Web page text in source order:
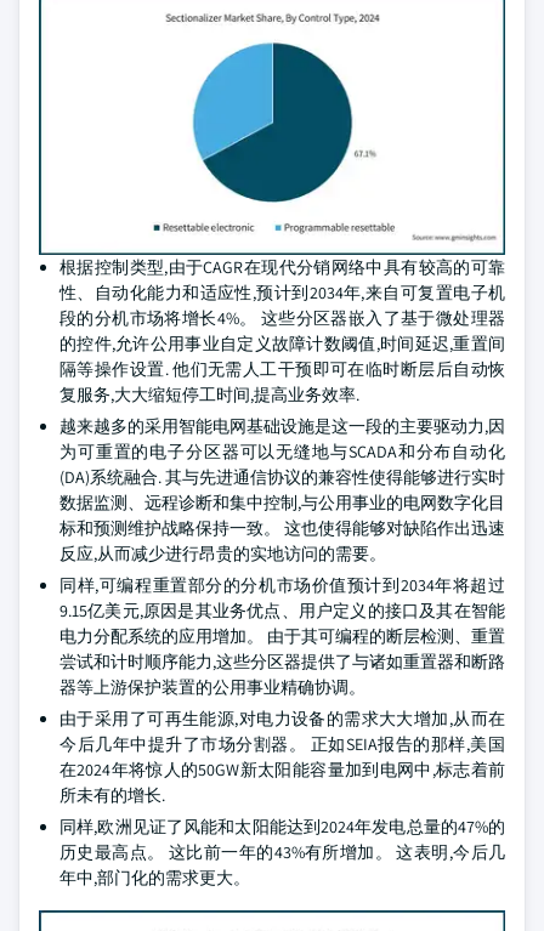
根据控制类型,由于CAGR在现代分销网络中具有较高的可靠
性、自动化能力和适应性,预计到2034年,来自可复置电子机
段的分机市场将增长4%。 这些分区器嵌入了基于微处理器
的控件,允许公用事业自定义故障计数阈值,时间延迟,重置间
隔等操作设置. 他们无需人工干预即可在临时断层后自动恢
复服务,大大缩短停工时间,提高业务效率.
越来越多的采用智能电网基础设施是这一段的主要驱动力,因
为可重置的电子分区器可以无缝地与SCADA和分布自动化
(DA)系统融合. 其与先进通信协议的兼容性使得能够进行实时
数据监测、远程诊断和集中控制,与公用事业的电网数字化目
标和预测维护战略保持一致。 这也使得能够对缺陷作出迅速
反应,从而减少进行昂贵的实地访问的需要。
同样,可编程重置部分的分机市场价值预计到2034年将超过
9.15亿美元,原因是其业务优点、用户定义的接口及其在智能
电力分配系统的应用增加。 由于其可编程的断层检测、重置
尝试和计时顺序能力,这些分区器提供了与诸如重置器和断路
器等上游保护装置的公用事业精确协调。
由于采用了可再生能源,对电力设备的需求大大增加,从而在
今后几年中提升了市场分割器。 正如SEIA报告的那样,美国
在2024年将惊人的50GW新太阳能容量加到电网中,标志着前
所未有的增长.
同样,欧洲见证了风能和太阳能达到2024年发电总量的47%的
历史最高点。 这比前一年的43%有所增加。 这表明,今后几
年中,部门化的需求更大。